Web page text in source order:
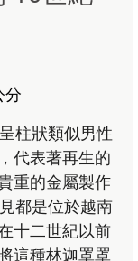
分
柱狀類似男性
代表著再生的
重的金屬製作
都是位於越南
十二世紀以前
這種林迦罩罩